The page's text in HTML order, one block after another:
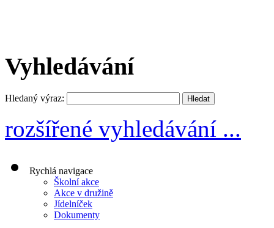
Vyhledávání
Hledaný výraz:
rozšířené vyhledávání ...
Rychlá navigace
Školní akce
Akce v družině
Jídelníček
Dokumenty